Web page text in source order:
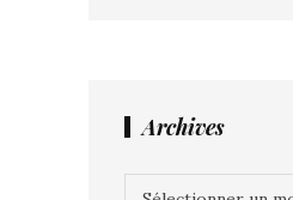
Archives